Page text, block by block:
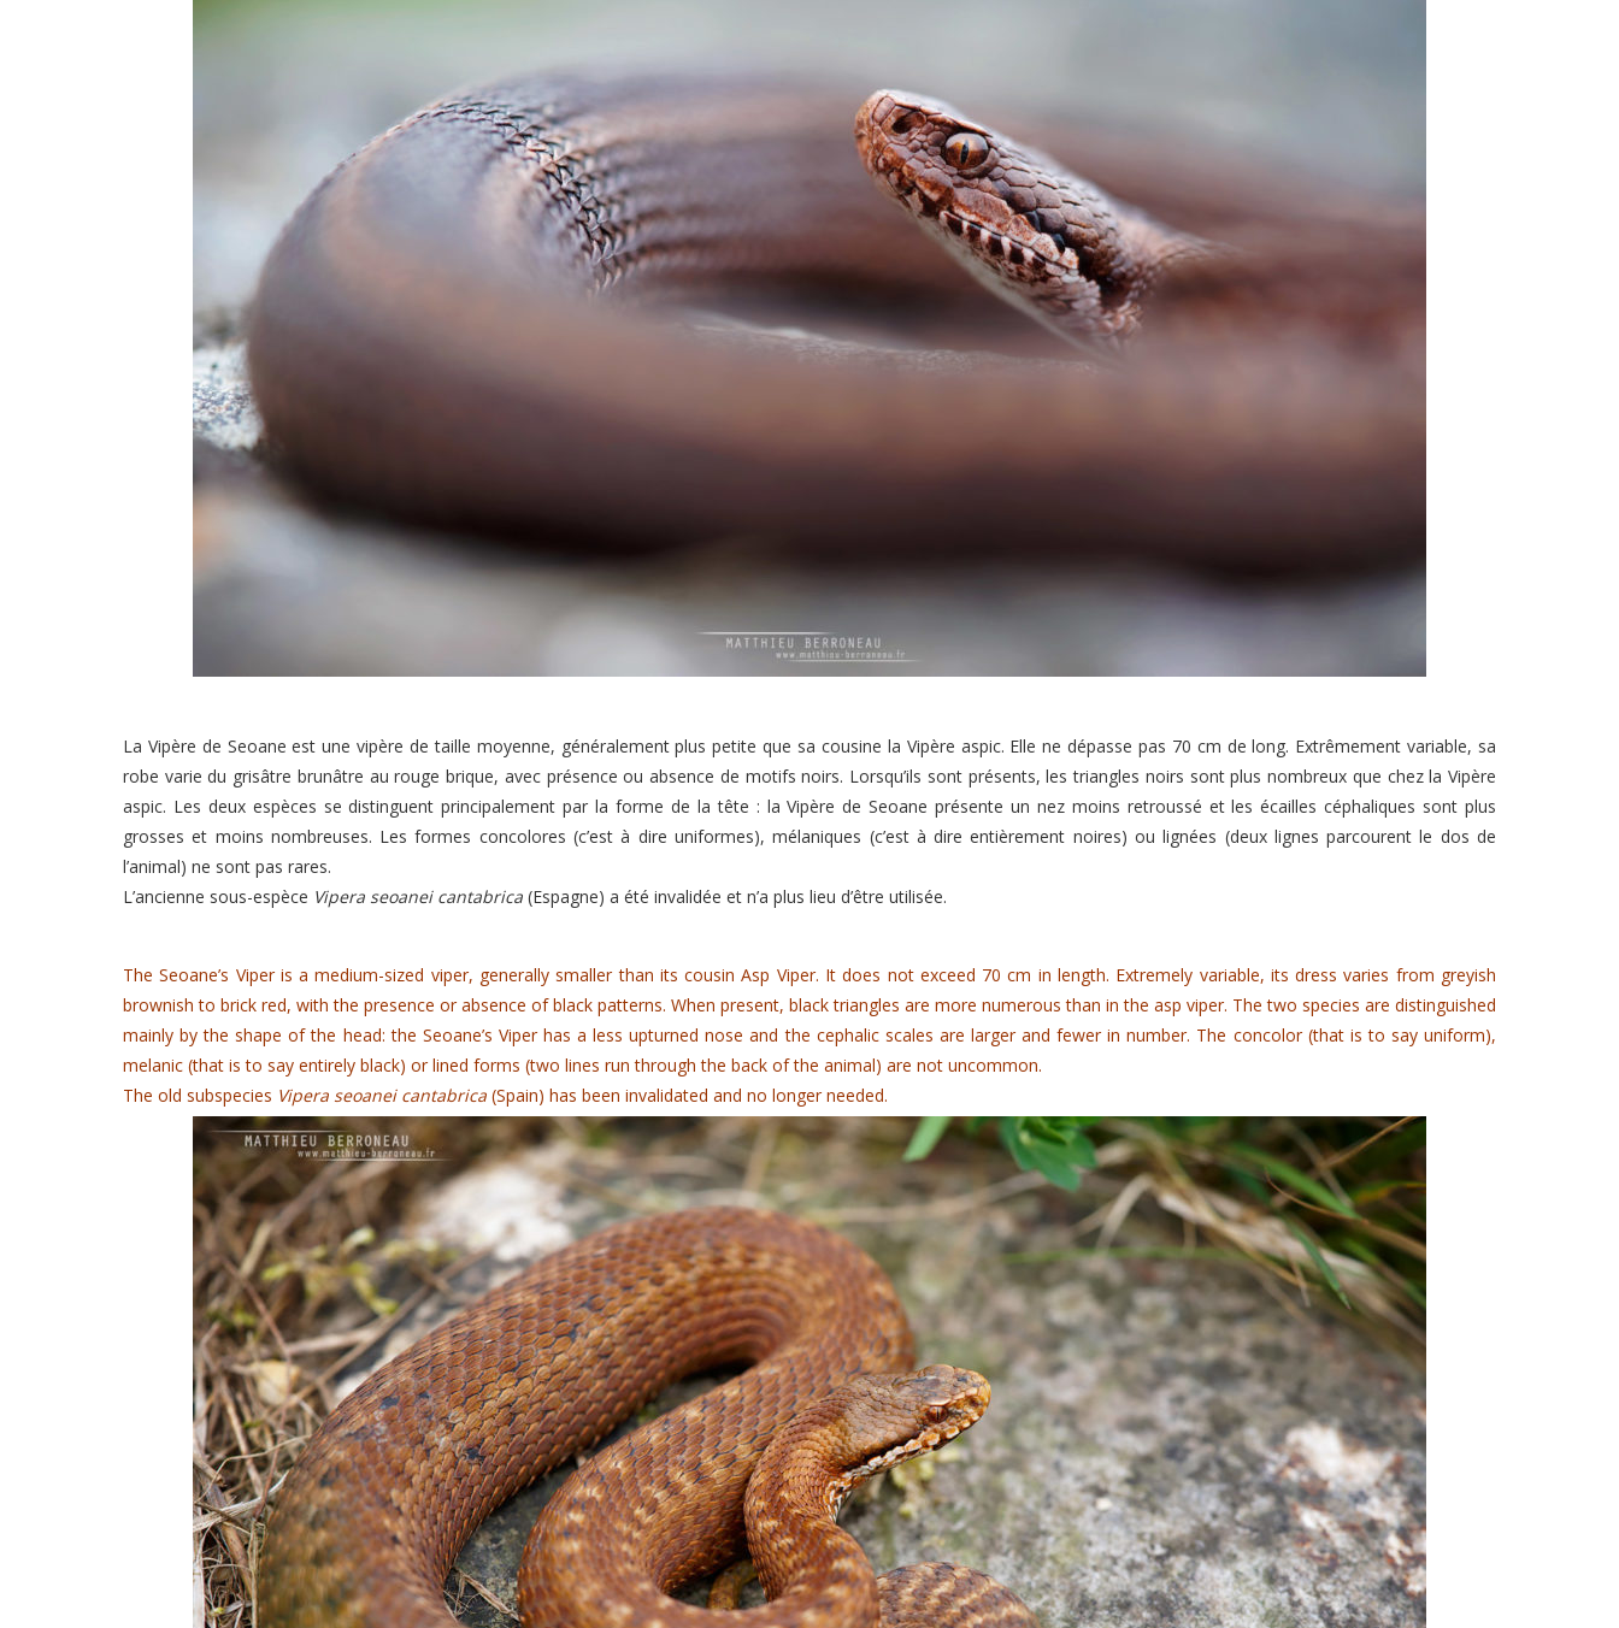
La Vipère de Seoane est une vipère de taille moyenne, généralement plus petite que sa cousine la Vipère aspic. Elle ne dépasse pas 70 cm de long. Extrêmement variable, sa
robe varie du grisâtre brunâtre au rouge brique, avec présence ou absence de motifs noirs. Lorsqu’ils sont présents, les triangles noirs sont plus nombreux que chez la Vipère
aspic. Les deux espèces se distinguent principalement par la forme de la tête : la Vipère de Seoane présente un nez moins retroussé et les écailles céphaliques sont plus
grosses et moins nombreuses. Les formes concolores (c’est à dire uniformes), mélaniques (c’est à dire entièrement noires) ou lignées (deux lignes parcourent le dos de
l’animal) ne sont pas rares.
L’ancienne sous-espèce Vipera seoanei cantabrica (Espagne) a été invalidée et n’a plus lieu d’être utilisée.
The Seoane’s Viper is a medium-sized viper, generally smaller than its cousin Asp Viper. It does not exceed 70 cm in length. Extremely variable, its dress varies from greyish
brownish to brick red, with the presence or absence of black patterns. When present, black triangles are more numerous than in the asp viper. The two species are distinguished
mainly by the shape of the head: the Seoane’s Viper has a less upturned nose and the cephalic scales are larger and fewer in number. The concolor (that is to say uniform),
melanic (that is to say entirely black) or lined forms (two lines run through the back of the animal) are not uncommon.
The old subspecies Vipera seoanei cantabrica (Spain) has been invalidated and no longer needed.